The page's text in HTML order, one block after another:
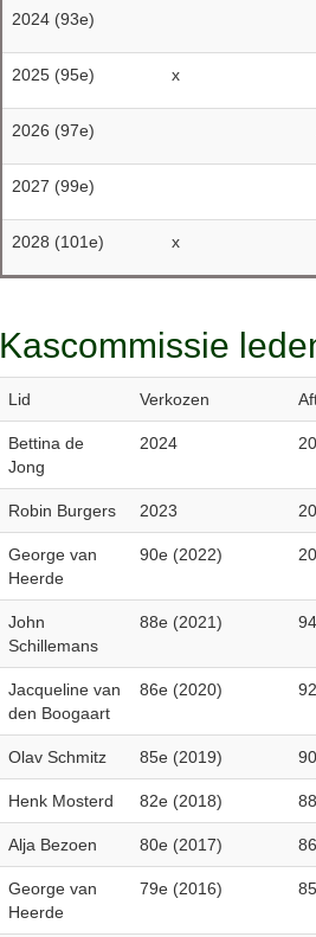
2024 (93e)
2025 (95e) x
2026 (97e)
2027 (99e)
2028 (101e) x
Kascommissie
Lid Verkozen
Bettina de
Jong
2024
Robin Burgers 2023
George van
Heerde
90e (2022)
John
Schillemans
88e (2021)
Jacqueline van
den Boogaart
86e (2020)
Olav Schmitz 85e (2019)
Henk Mosterd 82e (2018)
Alja Bezoen 80e (2017)
George van
Heerde
79e (2016)